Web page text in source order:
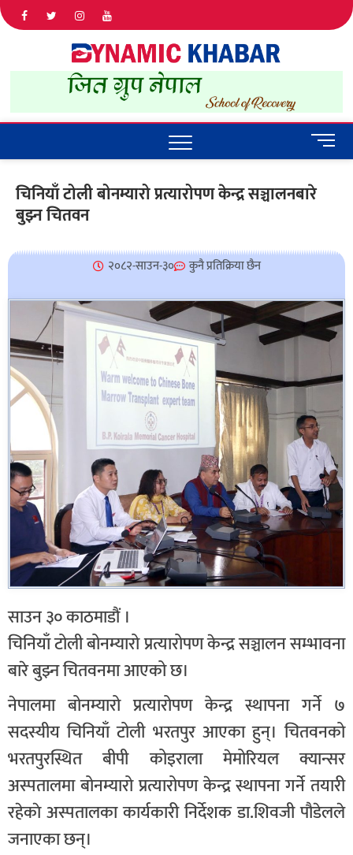
IN NEPAL
M
e
u
n
चिनियाँ टोली बोनम्यारो प्रत्यारोपण केन्द्र सञ्चालनबारे
बुझ्न चितवन
२०८२-साउन-३० कुनै प्रतिक्रिया छैन
साउन ३० काठमाडौं ।
चिनियाँ टोली बोनम्यारो प्रत्यारोपण केन्द्र सञ्चालन सम्भावना
बारे बुझ्न चितवनमा आएको छ।
नेपालमा बोनम्यारो प्रत्यारोपण केन्द्र स्थापना गर्ने ७
सदस्यीय चिनियाँ टोली भरतपुर आएका हुन्। चितवनको
भरतपुरस्थित बीपी कोइराला मेमोरियल क्यान्सर
अस्पतालमा बोनम्यारो प्रत्यारोपण केन्द्र स्थापना गर्ने तयारी
रहेकाे अस्पतालका कार्यकारी निर्देशक डा.शिवजी पौडेलले
जनाएका छन्।